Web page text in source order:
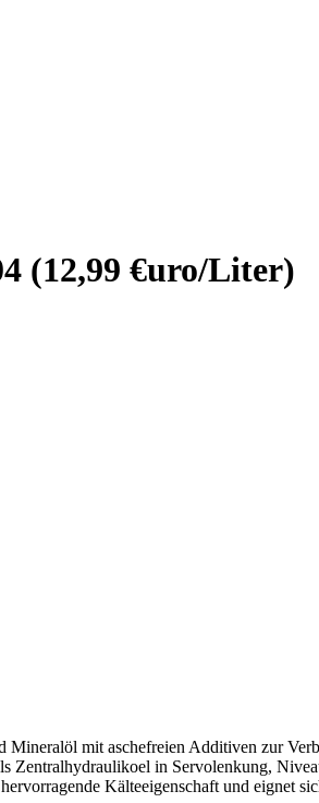
(12,99 €uro/Liter)
mit aschefreien Additiven zur
Zentralhydraulikoel in Servolenkung,
Kälteeigenschaft und eignet